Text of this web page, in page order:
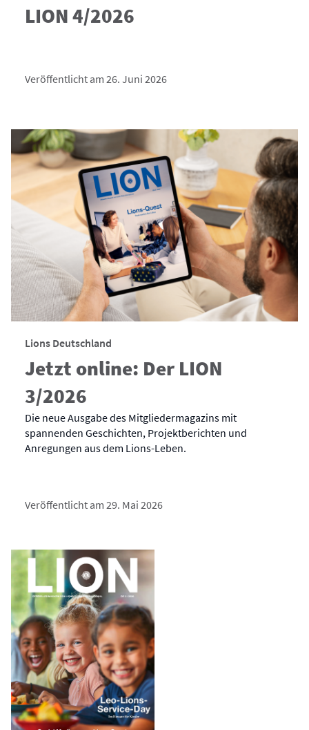
LION 4/2026
Veröffentlicht am 26. Juni 2026
Lions Deutschland
Jetzt online: Der LION
3/2026
Die neue Ausgabe des Mitgliedermagazins mit
spannenden Geschichten, Projektberichten und
Anregungen aus dem Lions-Leben.
Veröffentlicht am 29. Mai 2026